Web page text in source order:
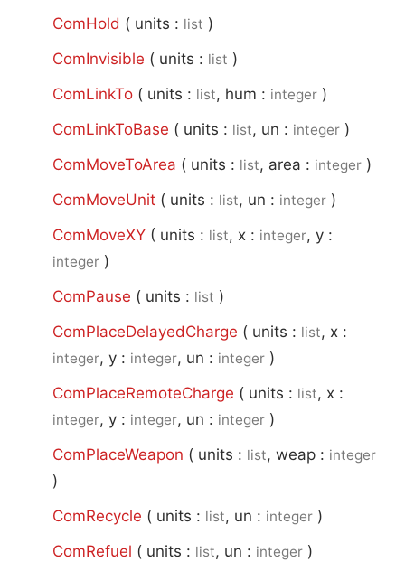
ComHold ( units : list )
ComInvisible ( units : list )
ComLinkTo ( units : list, hum : integer )
ComLinkToBase ( units : list, un : integer )
ComMoveToArea ( units : list, area : integer )
ComMoveUnit ( units : list, un : integer )
ComMoveXY ( units : list, x : integer, y :
integer )
ComPause ( units : list )
ComPlaceDelayedCharge ( units : list, x :
integer, y : integer, un : integer )
ComPlaceRemoteCharge ( units : list, x :
integer, y : integer, un : integer )
ComPlaceWeapon ( units : list, weap : integer
)
ComRecycle ( units : list, un : integer )
ComRefuel ( units : list, un : integer )